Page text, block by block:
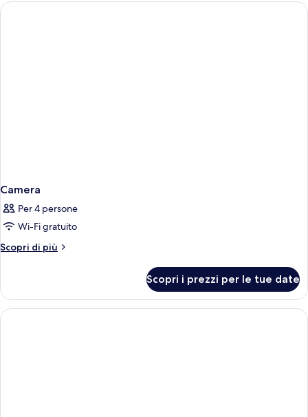
Camera
Per 4 persone
Wi-Fi gratuito
Scopri di più
Altri
Scopri i prezzi per le tue date